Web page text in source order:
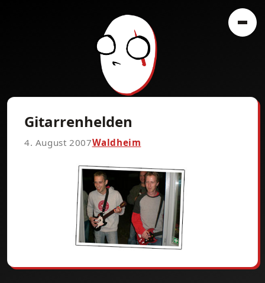
Gitarrenhelden
4. August 2007Waldheim